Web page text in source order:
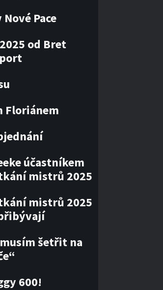
Pace
od Bret
Floriánem
účastníkem
mistrů 2025
mistrů 2025
šetřit na
600!